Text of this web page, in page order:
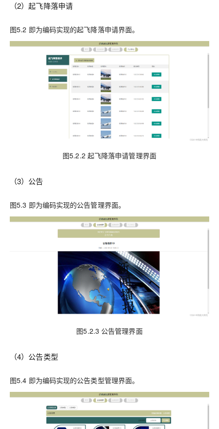
（2）起飞降落申请
图5.2 即为编码实现的起飞降落申请界面。
图5.2.2 起飞降落申请管理界面
（3）公告
图5.3 即为编码实现的公告管理界面。
图5.2.3 公告管理界面
（4）公告类型
图5.4 即为编码实现的公告类型管理界面。